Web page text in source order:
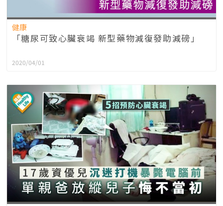
健康
「糖尿可致心臟衰竭 新型藥物減復發助減磅」
2020/04/01